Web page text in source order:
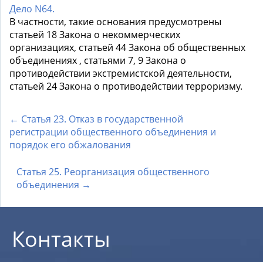
Дело N64.
В частности, такие основания предусмотрены
статьей 18 Закона о некоммерческих
организациях, статьей 44 Закона об общественных
объединениях , статьями 7, 9 Закона о
противодействии экстремистской деятельности,
статьей 24 Закона о противодействии терроризму.
← Статья 23. Отказ в государственной
регистрации общественного объединения и
порядок его обжалования
Статья 25. Реорганизация общественного
объединения →
Контакты